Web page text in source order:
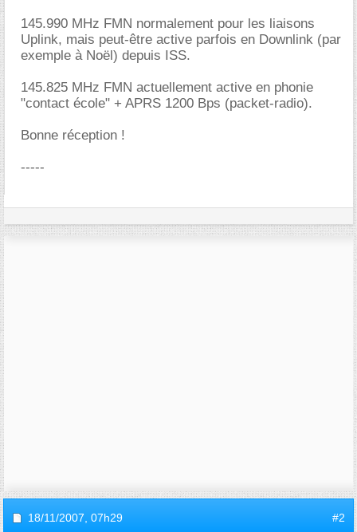
145.990 MHz FMN normalement pour les liaisons
Uplink, mais peut-être active parfois en Downlink (par
exemple à Noël) depuis ISS.
145.825 MHz FMN actuellement active en phonie
"contact école" + APRS 1200 Bps (packet-radio).
Bonne réception !
-----
18/11/2007, 07h29 #2